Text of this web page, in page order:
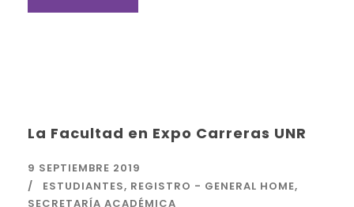
La Facultad en Expo Carreras UNR
9 SEPTIEMBRE 2019
ESTUDIANTES, REGISTRO - GENERAL HOME,
SECRETARÍA ACADÉMICA